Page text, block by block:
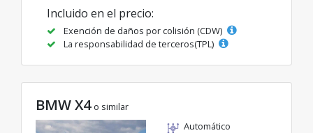
Incluido en el precio:
Exención de daños por colisión (CDW)
La responsabilidad de terceros(TPL)
BMW X4 o similar
Automático